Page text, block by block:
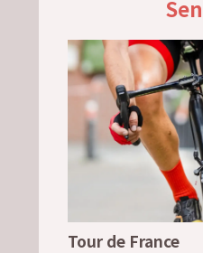
Tour de France